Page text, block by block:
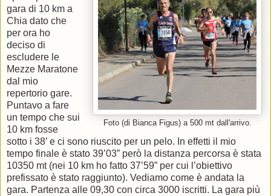
Foto (di Bianca Figus) a 500 mt dall'arrivo.
gara di 10 km a
Chia dato che
per ora ho
deciso di
escludere le
Mezze Maratone
dal mio
repertorio gare.
Puntavo a fare
un tempo che sui
10 km fosse
sotto i 38’ e ci sono riuscito per un pelo. In effetti il mio
tempo finale è stato 39’03” però la distanza percorsa è stata
10350 mt (nei 10 km ho fatto 37’59” per cui l’obiettivo
prefissato è stato raggiunto). Vediamo come è andata la
gara. Partenza alle 09,30 con circa 3000 iscritti. La gara più